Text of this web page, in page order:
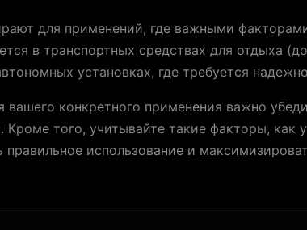
для применений, где важными
в транспортных средствах для отдыха
установках, где требуется
конкретного применения важно
того, учитывайте такие факторы,
правильное использование и